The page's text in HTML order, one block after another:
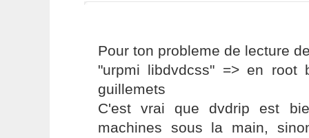
Pour ton probleme de lecture
"urpmi libdvdcss" => en root
guillemets
C'est vrai que dvdrip est
machines sous la main,